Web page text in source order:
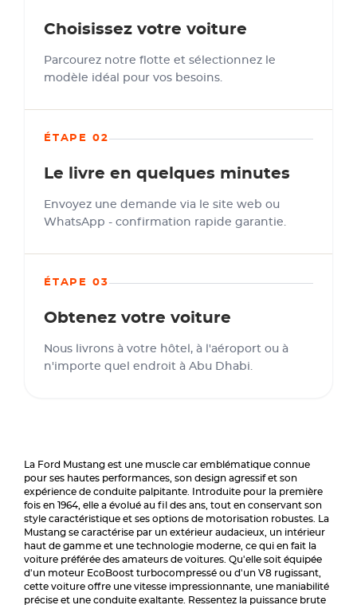
Choisissez votre voiture
Parcourez notre flotte et sélectionnez le
modèle idéal pour vos besoins.
ÉTAPE 02
Le livre en quelques minutes
Envoyez une demande via le site web ou
WhatsApp - confirmation rapide garantie.
ÉTAPE 03
Obtenez votre voiture
Nous livrons à votre hôtel, à l'aéroport ou à
n'importe quel endroit à Abu Dhabi.
La Ford Mustang est une muscle car emblématique connue
pour ses hautes performances, son design agressif et son
expérience de conduite palpitante. Introduite pour la première
fois en 1964, elle a évolué au fil des ans, tout en conservant son
style caractéristique et ses options de motorisation robustes. La
Mustang se caractérise par un extérieur audacieux, un intérieur
haut de gamme et une technologie moderne, ce qui en fait la
voiture préférée des amateurs de voitures. Qu'elle soit équipée
d'un moteur EcoBoost turbocompressé ou d'un V8 rugissant,
cette voiture offre une vitesse impressionnante, une maniabilité
précise et une conduite exaltante. Ressentez la puissance brute